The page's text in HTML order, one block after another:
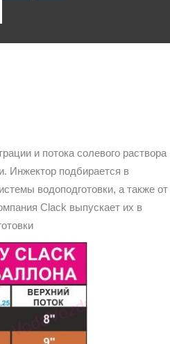
и потока солевого раствора
Инжектор подбирается в
водоподготовки, а также от
Clack выпускает их в